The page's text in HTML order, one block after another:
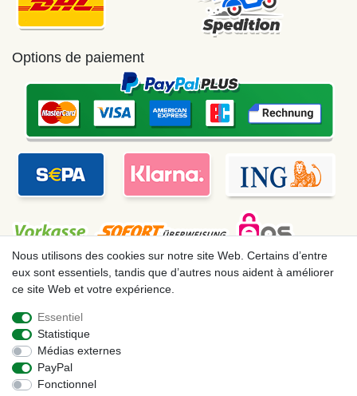
Options de paiement
Mentions légales Déclaration de confidentialité
Conditions générales
Nous utilisons des cookies sur notre site Web. Certains d’entre
eux sont essentiels, tandis que d’autres nous aident à améliorer
ce site Web et votre expérience.
Essentiel
Statistique
Médias externes
PayPal
Fonctionnel